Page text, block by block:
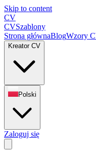
Skip to content
CV
CVSzablony
Strona głównaBlogWzory
Kreator CV
Polski
Zaloguj się